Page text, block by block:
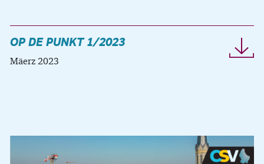
OP DE PUNKT 1/2023
Mäerz 2023